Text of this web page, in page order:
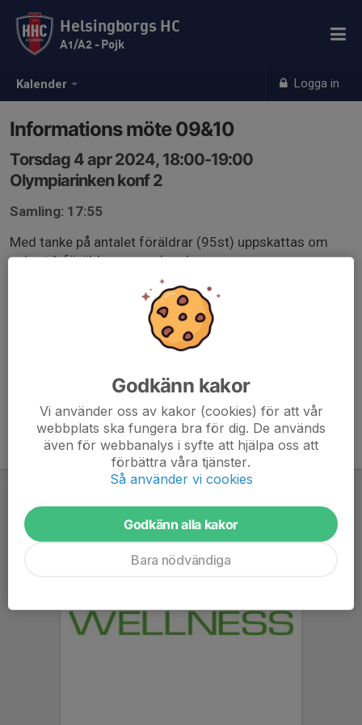
Kalender Logga in
Helsingborgs HC
A1/A2 - Pojk
Informations möte 09&10
Torsdag 4 apr 2024, 18:00-19:00
Olympiarinken konf 2
Samling: 17:55
Med tanke på antalet föräldrar (95st) uppskattas om
enbart 1 förälder per spelare kommer.
Godkänn kakor
Vi använder oss av kakor (cookies) för att vår
webbplats ska fungera bra för dig. De används
även för webbanalys i syfte att hjälpa oss att
förbättra våra tjänster.
Så använder vi cookies
Godkänn alla kakor
Bara nödvändiga